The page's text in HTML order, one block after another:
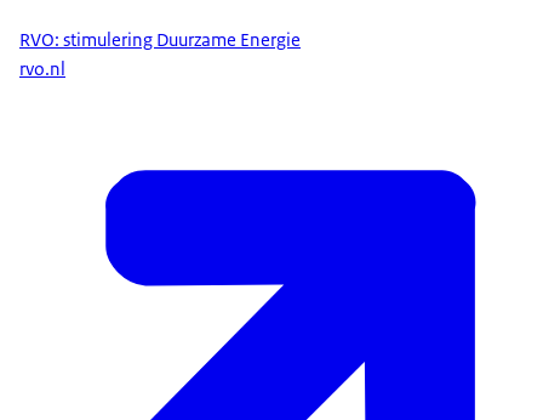
RVO: stimulering Duurzame Energie
rvo.nl